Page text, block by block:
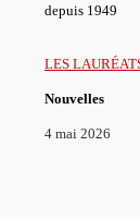
depuis 1949
LES
Nouvelles
4 mai 2026